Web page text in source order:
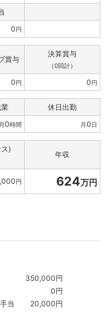
0円
賞与
決算賞与
（0回計）
0円 0円
休日出勤
月0時間 月0日
)
年収
円 624万円
350,000円
0円
当
20,000円